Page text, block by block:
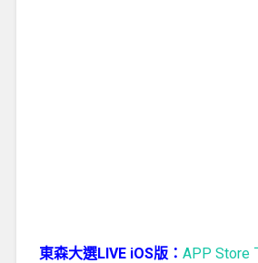
東森大選LIVE iOS版： APP Store